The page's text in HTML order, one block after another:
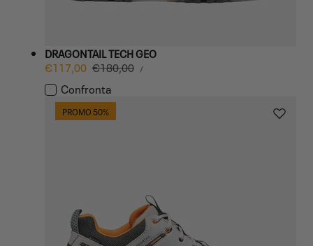
DRAGONTAIL TECH GEO
Prezzo
di
vendita
€117,00 Prezzo
€180,00 UNITARIO
/PER
Confronta
PROMO 50%